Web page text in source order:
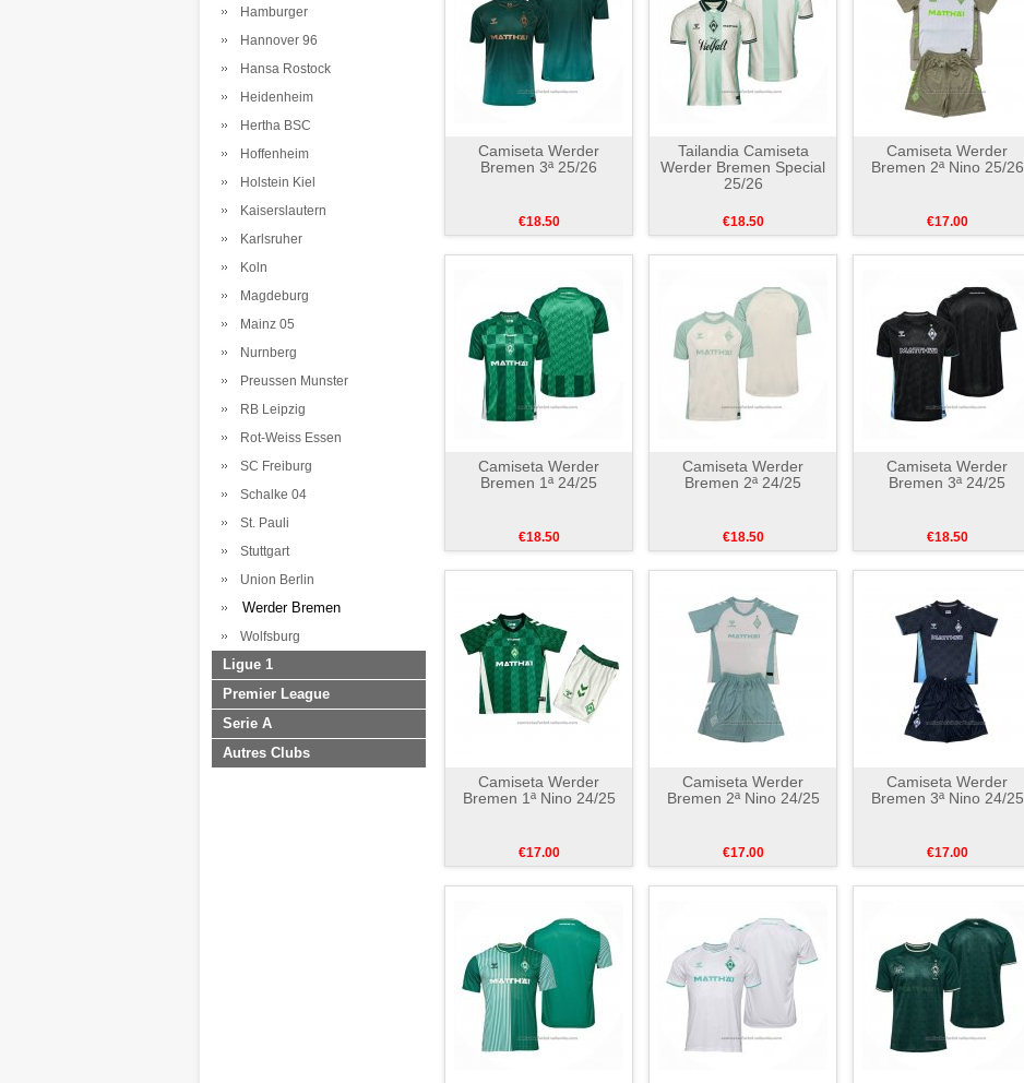
Hamburger
Hannover 96
Hansa Rostock
Heidenheim
Hertha BSC
Hoffenheim
Holstein Kiel
Kaiserslautern
Karlsruher
Koln
Magdeburg
Mainz 05
Nurnberg
Preussen Munster
RB Leipzig
Rot-Weiss Essen
SC Freiburg
Schalke 04
St. Pauli
Stuttgart
Union Berlin
Werder Bremen
Wolfsburg
Ligue 1
Premier League
Serie A
Autres Clubs
Camiseta Werder
Bremen 3ª 25/26
€18.50
Tailandia Camiseta
Werder Bremen Special
25/26
€18.50
Camiseta Werder
Bremen 2ª Nino 25/26
€17.00
Camiseta Werder
Bremen 1ª 24/25
€18.50
Camiseta Werder
Bremen 2ª 24/25
€18.50
Camiseta Werder
Bremen 3ª 24/25
€18.50
Camiseta Werder
Bremen 1ª Nino 24/25
€17.00
Camiseta Werder
Bremen 2ª Nino 24/25
€17.00
Camiseta Werder
Bremen 3ª Nino 24/25
€17.00